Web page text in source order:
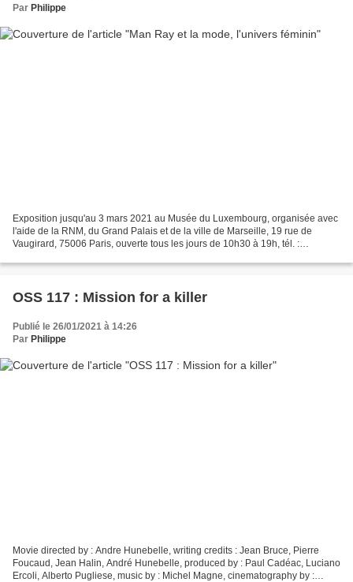
Par Philippe
Exposition jusqu'au 3 mars 2021 au Musée du Luxembourg, organisée avec
l'aide de la RNM, du Grand Palais et de la ville de Marseille, 19 rue de
Vaugirard, 75006 Paris, ouverte tous les jours de 10h30 à 19h, tél. :
OSS 117 : Mission for a killer
Publié le 26/01/2021 à 14:26
Par Philippe
Movie directed by : Andre Hunebelle, writing credits : Jean Bruce, Pierre
Foucaud, Jean Halin, André Hunebelle, produced by : Paul Cadéac, Luciano
Ercoli, Alberto Pugliese, music by : Michel Magne, cinematography by :